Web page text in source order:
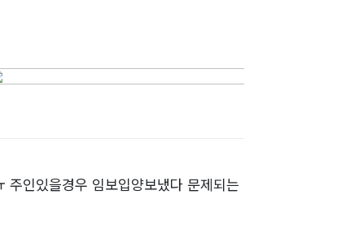
주인있을경우 임보입양보냈다 문제되는